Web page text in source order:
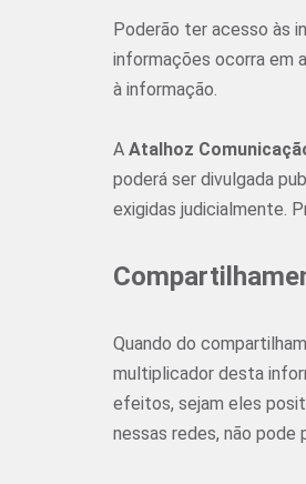
Poderão ter acesso às
informações ocorra em
à informação.
A Atalhoz
poderá ser divulgada
exigidas judicialmente.
Quando do
multiplicador desta
efeitos, sejam eles
nessas redes, não pode